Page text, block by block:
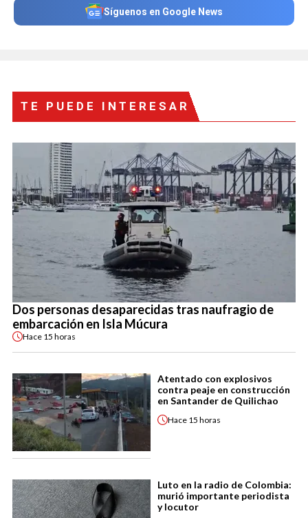
Síguenos en Google News
TE PUEDE INTERESAR
Dos personas desaparecidas tras naufragio de
embarcación en Isla Múcura
Hace 15 horas
Atentado con explosivos
contra peaje en construcción
en Santander de Quilichao
Hace 15 horas
Luto en la radio de Colombia:
murió importante periodista
y locutor